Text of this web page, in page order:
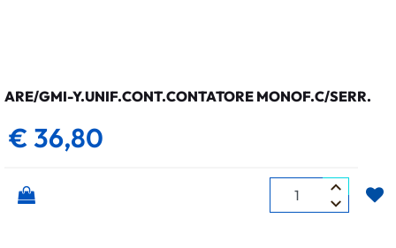
ARE/GMI-Y.UNIF.CONT.CONTATORE MONOF.C/SERR.
€ 36,80
Quantità